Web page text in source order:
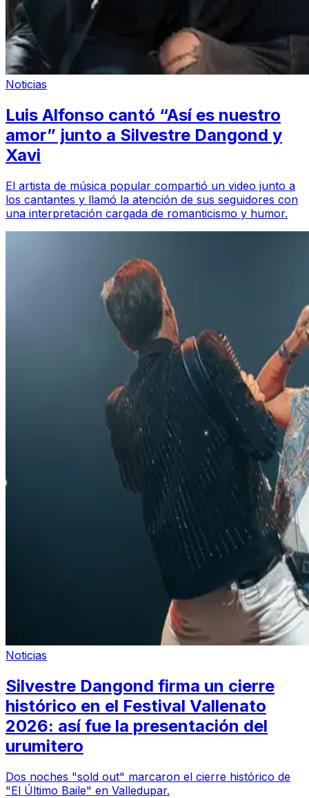
Noticias
Luis Alfonso cantó “Así es nuestro
amor” junto a Silvestre Dangond y
Xavi
El artista de música popular compartió un video junto a
los cantantes y llamó la atención de sus seguidores con
una interpretación cargada de romanticismo y humor.
Noticias
Silvestre Dangond firma un cierre
histórico en el Festival Vallenato
2026: así fue la presentación del
urumitero
Dos noches "sold out" marcaron el cierre histórico de
"El Último Baile" en Valledupar.